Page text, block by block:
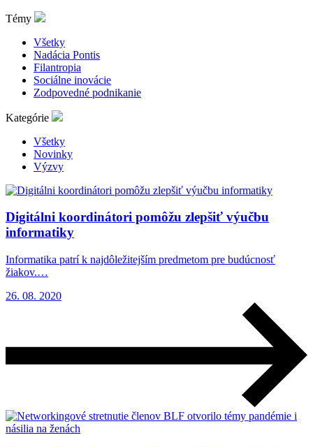
Témy
Všetky
Nadácia Pontis
Filantropia
Sociálne inovácie
Zodpovedné podnikanie
Kategórie
Všetky
Novinky
Výzvy
Digitálni koordinátori pomôžu zlepšiť výučbu
informatiky
Informatika patrí k najdôležitejším predmetom pre budúcnosť
žiakov.…
26. 08. 2020